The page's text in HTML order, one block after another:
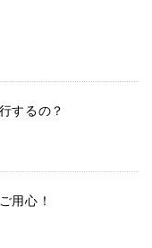
するの？
用心！